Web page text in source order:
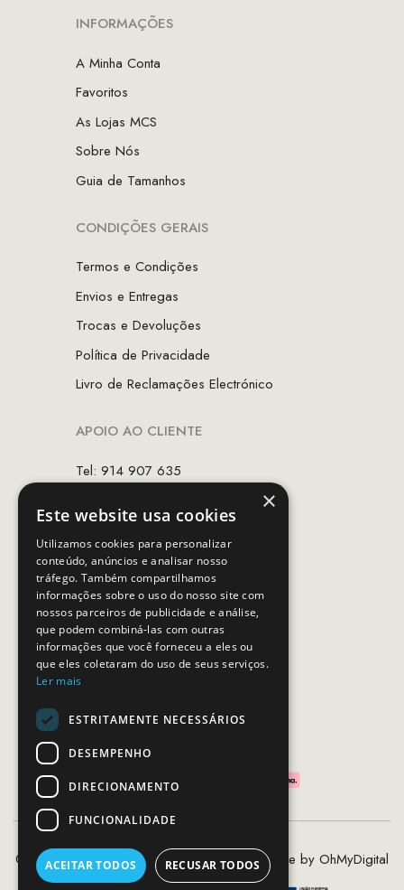
INFORMAÇÕES
A Minha Conta
Favoritos
As Lojas MCS
Sobre Nós
Guia de Tamanhos
CONDIÇÕES GERAIS
Termos e Condições
Envios e Entregas
Trocas e Devoluções
Política de Privacidade
Livro de Reclamações Electrónico
APOIO AO CLIENTE
Tel: 914 907 635
Horário de contacto:
Dias úteis das 10h as 19h
SEGUE-NOS
©2020 - 2026 MCS - Mob Crew Store | Made by OhMyDigital
×
Este website usa cookies
Utilizamos cookies para personalizar
conteúdo, anúncios e analisar nosso
tráfego. Também compartilhamos
informações sobre o uso do nosso site com
nossos parceiros de publicidade e análise,
que podem combiná-las com outras
informações que você forneceu a eles ou
que eles coletaram do uso de seus serviços.
Ler mais
ESTRITAMENTE NECESSÁRIOS
DESEMPENHO
DIRECIONAMENTO
FUNCIONALIDADE
ACEITAR TODOS RECUSAR TODOS